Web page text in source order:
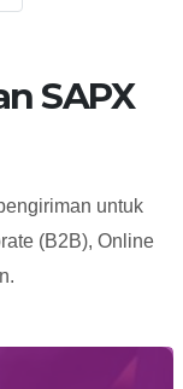
SAPX
untuk
(B2B), Online